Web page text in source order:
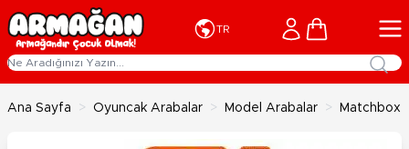
İçeriğe geç
TR Cart
Ana Sayfa > Oyuncak Arabalar > Model Arabalar > Matchbox